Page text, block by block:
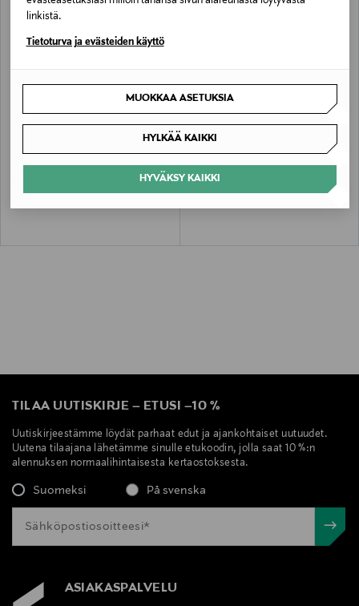
linkistä.
Tietoturva ja evästeiden käyttö
MUOKKAA ASETUKSIA
HYLKÄÄ KAIKKI
HYVÄKSY KAIKKI
Street Heights -kuoritakki
ETUKUPONKITUOTE
Landroamer Half Zip Overshirt -paita
Original Price
90,00 €
TILAA UUTISKIRJE – ETUSI –10 %
Uutiskirjeestämme löydät parhaat edut ja ajankohtaiset uutuudet.
Uutena tilaajana lähetämme sinulle etukoodin, jolla saat 10 %:n
alennuksen normaalihintaisesta kertaostoksesta.
Suomeksi På svenska
ASIAKASPALVELU